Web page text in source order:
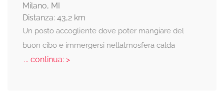
Milano, MI
Distanza: 43,2 km
Un posto accogliente dove poter mangiare del
buon cibo e immergersi nellatmosfera calda
... continua: >